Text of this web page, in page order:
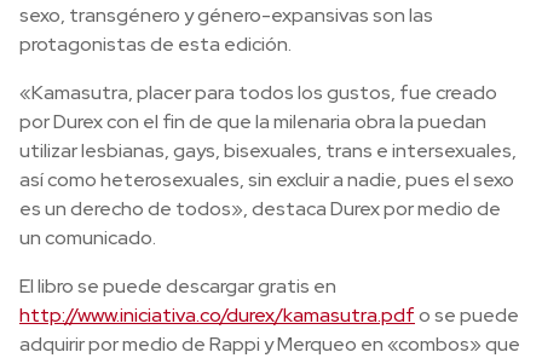
sexo, transgénero y género-expansivas son las
protagonistas de esta edición.
«Kamasutra, placer para todos los gustos, fue creado
por Durex con el fin de que la milenaria obra la puedan
utilizar lesbianas, gays, bisexuales, trans e intersexuales,
así como heterosexuales, sin excluir a nadie, pues el sexo
es un derecho de todos», destaca Durex por medio de
un comunicado.
El libro se puede descargar gratis en
http://www.iniciativa.co/durex/kamasutra.pdfo se puede
adquirir por medio de Rappi y Merqueo en «combos» que